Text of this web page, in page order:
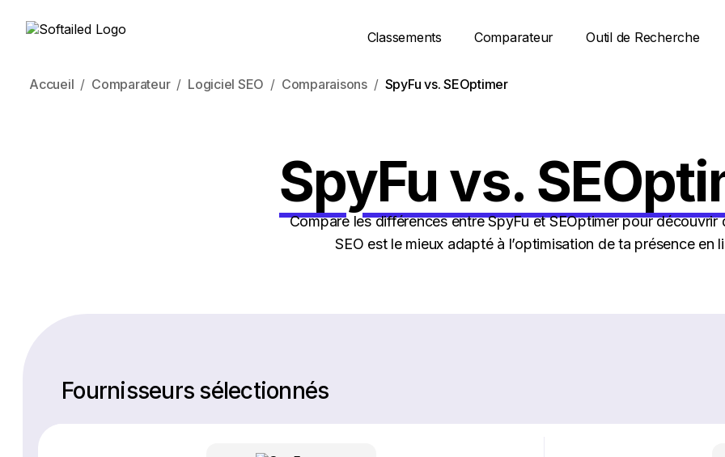
Classements Comparateur Outil de Recherche
Accueil Comparateur Logiciel SEO Comparaisons SpyFu vs. SEOptimer
SpyFu vs.
Compare les différences entre SpyFu et SEOptimer pour découvrir
SEO est le mieux adapté à l’optimisation de ta présence en
Fournisseurs sélectionnés